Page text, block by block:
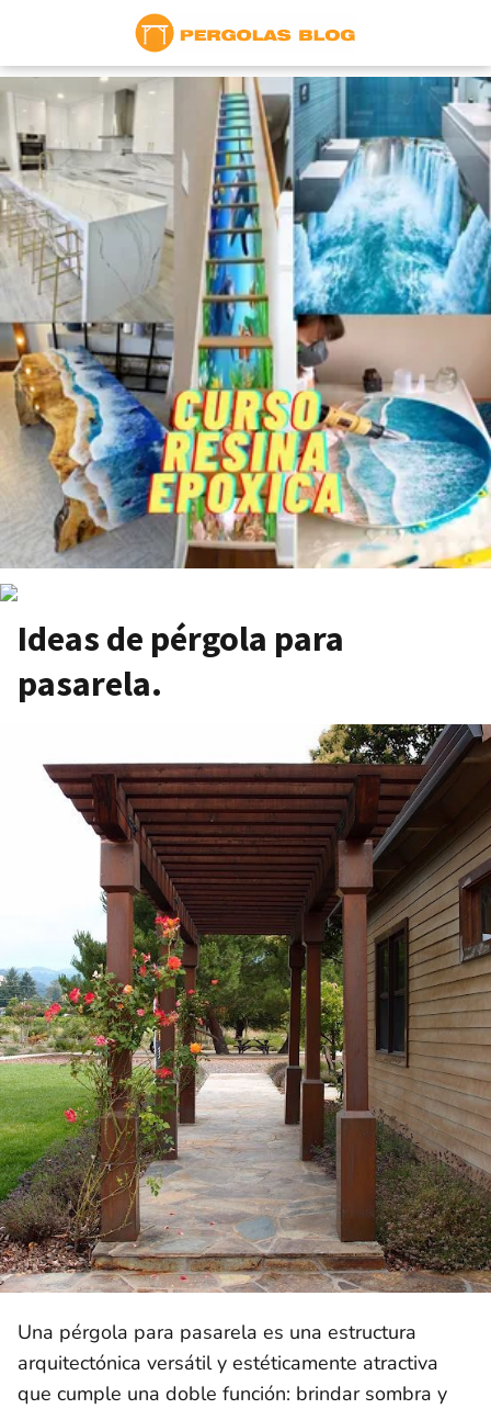
Ideas de pérgola para
pasarela.
Una pérgola para pasarela es una estructura
arquitectónica versátil y estéticamente atractiva
que cumple una doble función: brindar sombra y